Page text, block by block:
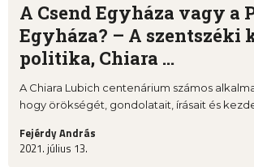
A Csend Egyháza vagy a
Egyháza? – A szentszéki
politika, Chiara ...
A Chiara Lubich centenárium számos
hogy örökségét, gondolatait, írásait és
Fejérdy András
2021. július 13.